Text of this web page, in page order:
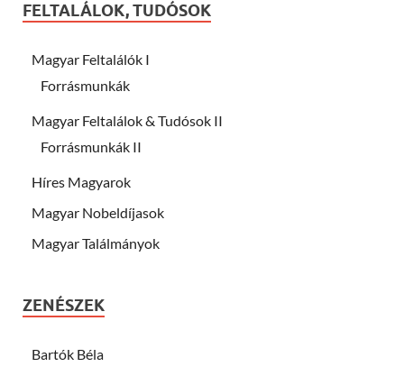
FELTALÁLOK, TUDÓSOK
Magyar Feltalálók I
Forrásmunkák
Magyar Feltalálok & Tudósok II
Forrásmunkák II
Híres Magyarok
Magyar Nobeldíjasok
Magyar Találmányok
ZENÉSZEK
Bartók Béla